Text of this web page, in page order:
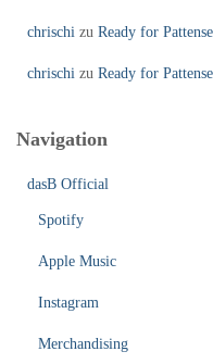
chrischi zu Ready for
chrischi zu Ready for
Navigation
dasB Official
Spotify
Apple Music
Instagram
Merchandising